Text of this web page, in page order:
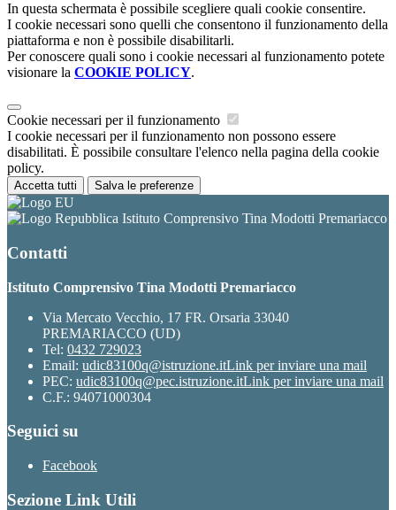
In questa schermata è possibile scegliere quali cookie consentire.
I cookie necessari sono quelli che consentono il funzionamento della
piattaforma e non è possibile disabilitarli.
Per conoscere quali sono i cookie necessari al funzionamento potete
visionare la COOKIE POLICY.
Cookie necessari per il funzionamento
I cookie necessari per il funzionamento non possono essere
disabilitati. È possibile consultare l'elenco nella pagina della cookie
policy.
Accetta tutti Salva le preferenze
Istituto Comprensivo Tina Modotti Premariacco
Contatti
Istituto Comprensivo Tina Modotti Premariacco
Via Mercato Vecchio, 17 FR. Orsaria 33040
PREMARIACCO (UD)
Tel: 0432 729023
Email: udic83100q@istruzione.itLink per inviare una mail
PEC: udic83100q@pec.istruzione.itLink per inviare una mail
C.F.: 94071000304
Seguici su
Facebook
Sezione Link Utili